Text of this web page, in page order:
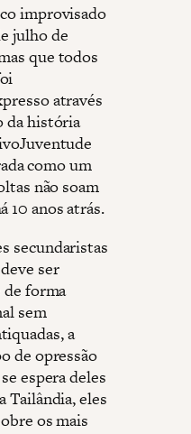
improvisado
julho de
que todos
através
da história
como um
não soam
10 anos atrás.
secundaristas
ser
de forma
sem
a
de opressão
espera deles
Tailândia, eles
os mais